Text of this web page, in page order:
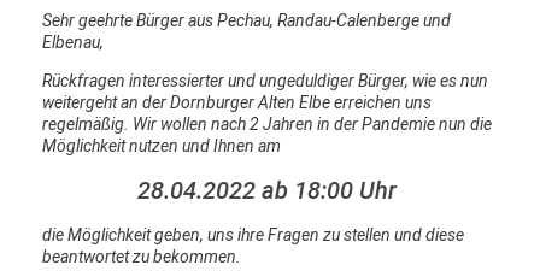
Sehr geehrte Bürger aus Pechau, Randau-Calenberge und
Elbenau,
Rückfragen interessierter und ungeduldiger Bürger, wie es nun
weitergeht an derDornburger Alten Elbeerreichen uns
regelmäßig. Wir wollen nach 2 Jahren in der Pandemie nun die
Möglichkeit nutzen und Ihnen am
28.04.2022 ab 18:00 Uhr
die Möglichkeit geben, uns ihre Fragen zu stellen und diese
beantwortet zu bekommen.